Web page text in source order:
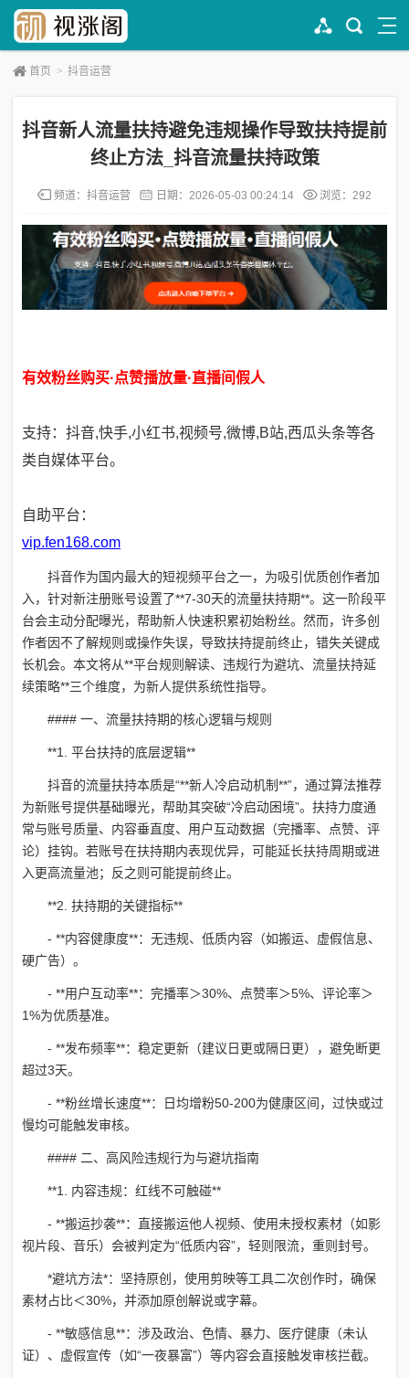
首页 > 抖音运营
抖音新人流量扶持避免违规操作导致扶持提前
终止方法_抖音流量扶持政策
频道： 抖音运营 日期： 2026-05-03 00:24:14 浏览：292
有效粉丝购买·点赞播放量·直播间假人
支持：抖音,快手,小红书,视频号,微博,B站,西瓜头条等各
类自媒体平台。
自助平台：
vip.fen168.com
抖音作为国内最大的短视频平台之一，为吸引优质创作者加
入，针对新注册账号设置了**7-30天的流量扶持期**。这一阶段平
台会主动分配曝光，帮助新人快速积累初始粉丝。然而，许多创
作者因不了解规则或操作失误，导致扶持提前终止，错失关键成
长机会。本文将从**平台规则解读、违规行为避坑、流量扶持延
续策略**三个维度，为新人提供系统性指导。
#### 一、流量扶持期的核心逻辑与规则
**1. 平台扶持的底层逻辑**
抖音的流量扶持本质是“**新人冷启动机制**”，通过算法推荐
为新账号提供基础曝光，帮助其突破“冷启动困境”。扶持力度通
常与账号质量、内容垂直度、用户互动数据（完播率、点赞、评
论）挂钩。若账号在扶持期内表现优异，可能延长扶持周期或进
入更高流量池；反之则可能提前终止。
**2. 扶持期的关键指标**
- **内容健康度**：无违规、低质内容（如搬运、虚假信息、
硬广告）。
- **用户互动率**：完播率＞30%、点赞率＞5%、评论率＞
1%为优质基准。
- **发布频率**：稳定更新（建议日更或隔日更），避免断更
超过3天。
- **粉丝增长速度**：日均增粉50-200为健康区间，过快或过
慢均可能触发审核。
#### 二、高风险违规行为与避坑指南
**1. 内容违规：红线不可触碰**
- **搬运抄袭**：直接搬运他人视频、使用未授权素材（如影
视片段、音乐）会被判定为“低质内容”，轻则限流，重则封号。
*避坑方法*：坚持原创，使用剪映等工具二次创作时，确保
素材占比＜30%，并添加原创解说或字幕。
- **敏感信息**：涉及政治、色情、暴力、医疗健康（未认
证）、虚假宣传（如“一夜暴富”）等内容会直接触发审核拦截。